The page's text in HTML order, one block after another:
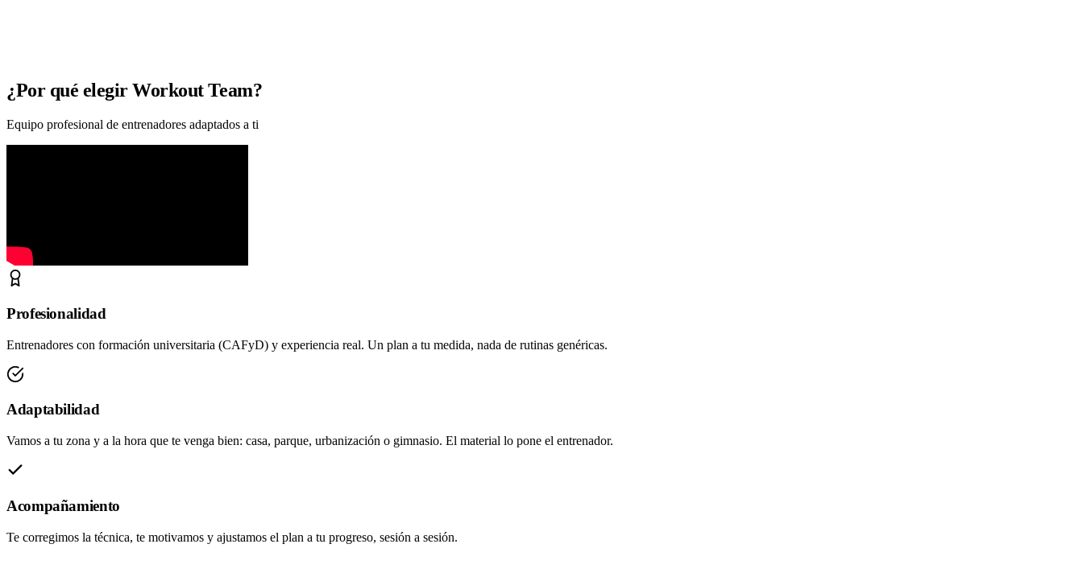
¿Por qué elegir Workout Team?
Equipo profesional de entrenadores adaptados a ti
Profesionalidad
Entrenadores con formación universitaria (CAFyD) y experiencia real. Un plan a tu medida, nada de rutinas genéricas.
Adaptabilidad
Vamos a tu zona y a la hora que te venga bien: casa, parque, urbanización o gimnasio. El material lo pone el entrenador.
Acompañamiento
Te corregimos la técnica, te motivamos y ajustamos el plan a tu progreso, sesión a sesión.